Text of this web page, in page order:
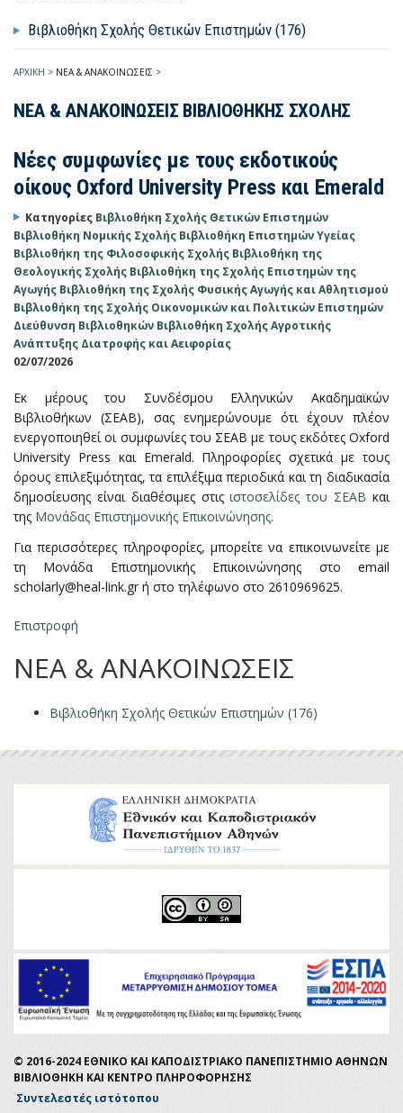
Βιβλιοθήκη Σχολής Θετικών Επιστημών (176)
ΑΡΧΙΚΗ > ΝΕΑ & ΑΝΑΚΟΙΝΩΣΕΙΣ >
ΝΕΑ & ΑΝΑΚΟΙΝΩΣΕΙΣ ΒΙΒΛΙΟΘΗΚΗΣ ΣΧΟΛΗΣ
Νέες συμφωνίες με τους εκδοτικούς
οίκους Oxford University Press και Emerald
Κατηγορίες Βιβλιοθήκη Σχολής Θετικών Επιστημών
Βιβλιοθήκη Νομικής Σχολής Βιβλιοθήκη Επιστημών Υγείας
Βιβλιοθήκη της Φιλοσοφικής Σχολής Βιβλιοθήκη της
Θεολογικής Σχολής Βιβλιοθήκη της Σχολής Επιστημών της
Αγωγής Βιβλιοθήκη της Σχολής Φυσικής Αγωγής και Αθλητισμού
Βιβλιοθήκη της Σχολής Οικονομικών και Πολιτικών Επιστημών
Διεύθυνση Βιβλιοθηκών Βιβλιοθήκη Σχολής Αγροτικής
Ανάπτυξης Διατροφής και Αειφορίας
02/07/2026
Εκ μέρους του Συνδέσμου Ελληνικών Ακαδημαϊκών
Βιβλιοθήκων (ΣΕΑΒ), σας ενημερώνουμε ότι έχουν πλέον
ενεργοποιηθεί οι συμφωνίες του ΣΕΑΒ με τους εκδότες Oxford
University Press και Emerald. Πληροφορίες σχετικά με τους
όρους επιλεξιμότητας, τα επιλέξιμα περιοδικά και τη διαδικασία
δημοσίευσης είναι διαθέσιμες στιςιστοσελίδες του ΣΕΑΒ και
της Μονάδας Επιστημονικής Επικοινώνησης.
Για περισσότερες πληροφορίες, μπορείτε να επικοινωνείτε με
τη Μονάδα Επιστημονικής Επικοινώνησης στο email
scholarly@heal-link.gr ή στο τηλέφωνο στο 2610969625.
Επιστροφή
ΝΕΑ & ΑΝΑΚΟΙΝΩΣΕΙΣ
Βιβλιοθήκη Σχολής Θετικών Επιστημών (176)
© 2016-2024 ΕΘΝΙΚΟ ΚΑΙ ΚΑΠΟΔΙΣΤΡΙΑΚΟ ΠΑΝΕΠΙΣΤΗΜΙΟ ΑΘΗΝΩΝ
ΒΙΒΛΙΟΘΗΚΗ ΚΑΙ ΚΕΝΤΡΟ ΠΛΗΡΟΦΟΡΗΣΗΣ
Συντελεστές ιστότοπου